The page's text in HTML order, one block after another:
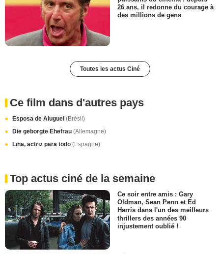
26 ans, il redonne du courage à
des millions de gens
Toutes les actus Ciné
Ce film dans d'autres pays
Esposa de Aluguel (Brésil)
Die geborgte Ehefrau (Allemagne)
Lina, actriz para todo (Espagne)
Top actus ciné de la semaine
Ce soir entre amis : Gary
Oldman, Sean Penn et Ed
Harris dans l'un des meilleurs
thrillers des années 90
injustement oublié !